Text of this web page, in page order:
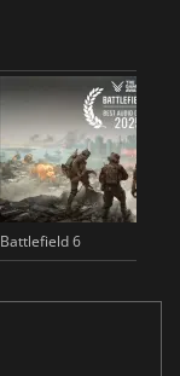
Battlefield 6